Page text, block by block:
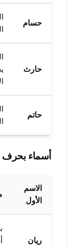
حسام
حارث
حاتم
أسماء بحرف
الاسم
الأول
ريان